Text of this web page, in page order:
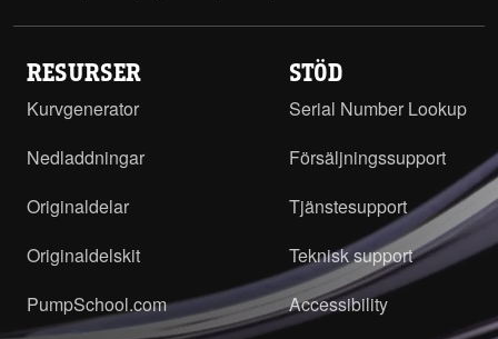
RESURSER
Kurvgenerator
Nedladdningar
Originaldelar
Originaldelskit
PumpSchool.com
STÖD
Serial Number Lookup
Försäljningssupport
Tjänstesupport
Teknisk support
Accessibility